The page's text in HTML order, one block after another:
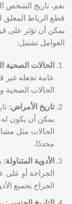
نعم، تاريخ الشخص
قطع الرباط
يمكن أن تؤثر على
العوامل تشمل:
الحالات الصحية
عامة تجعله غير
الحالات الصحية
تاريخ الأمراض:
يمكن أن يكون له
الحالات مثل
محددًا.
الأدوية المتناولة:
الجراحة أو
الجراح بجميع